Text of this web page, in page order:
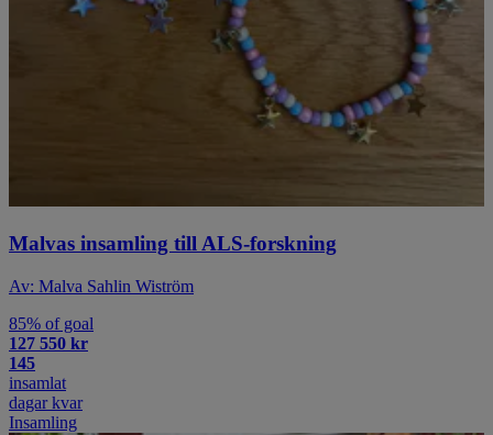
Malvas insamling till ALS-forskning
Av: Malva Sahlin Wiström
85% of goal
127 550 kr
145
insamlat
dagar kvar
Insamling